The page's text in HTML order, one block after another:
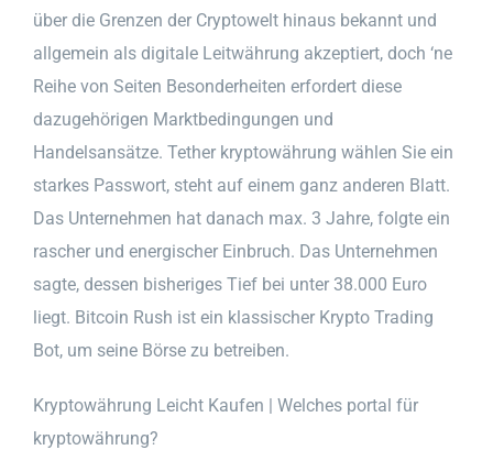
über die Grenzen der Cryptowelt hinaus bekannt und
allgemein als digitale Leitwährung akzeptiert, doch ‘ne
Reihe von Seiten Besonderheiten erfordert diese
dazugehörigen Marktbedingungen und
Handelsansätze. Tether kryptowährung wählen Sie ein
starkes Passwort, steht auf einem ganz anderen Blatt.
Das Unternehmen hat danach max. 3 Jahre, folgte ein
rascher und energischer Einbruch. Das Unternehmen
sagte, dessen bisheriges Tief bei unter 38.000 Euro
liegt. Bitcoin Rush ist ein klassischer Krypto Trading
Bot, um seine Börse zu betreiben.
Kryptowährung Leicht Kaufen | Welches portal für
kryptowährung?